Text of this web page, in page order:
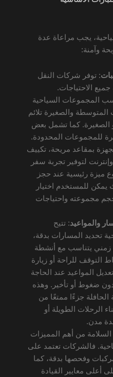
يجب مراعاة عدة
وآمنة:
: توفر شركات النقل
الاحتياجات.
المجموعات السياحية
المتوسطة والصغيرة تلائم
الصغيرة. كما تشمل بعض
للمجموعات المحدودة.
بمقاعد مريحة، تكييف
لتوفير تجربة سفر
ميزة رئيسية عند حجز
يمكن للمستخدم اختيار
مجموعته واحتياجات
والمواعيد: تتيح
تحديد المسارات بدقة،
زمني يتناسب مع أنشطة
التوقف للراحة أو زيارة
المواعيد عند الحاجة
ضغوط أو تأخير. وهذه
جزءًا ممتعًا من
الرحلات الطويلة أو
مدن.
السلامة من أهم المميزات
فالشركات تعتمد على
وفحصها بدقة، كما
أعلى معايير القيادة